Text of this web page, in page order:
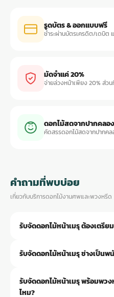
รูดบัตร & ออกแบบฟรี
ชำระผ่านบัตรเครดิต/เดบิต
มัดจำแค่ 20%
จ่ายล่วงหน้าเพียง 20% ส่ว
ดอกไม้สดจากปากคลอง
คัดสรรดอกไม้สดจากปากค
คำถามที่พบบ่อย
เกี่ยวกับบริการดอกไม้งานศพและพวงหรีด
รับจัดดอกไม้หน้าเมรุ ต้องเตรีย
แค่เตรียม 3 ข้อมูลครับ ชื่อวัด วันเ
จริงและราคาให้ภายใน 15-30 นาที
รับจัดดอกไม้หน้าเมรุ ช่างเป็นพ
จริงครับ ช่างทุกคนเป็นพนักงานประ
แต่ละคนมีประสบการณ์จัดดอกไม้หน้
รับจัดดอกไม้หน้าเมรุ พร้อมพว
ไหม?